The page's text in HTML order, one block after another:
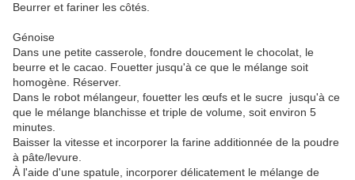
Beurrer et fariner les côtés.
Génoise
Dans une petite casserole, fondre doucement le chocolat, le
beurre et le cacao. Fouetter jusqu'à ce que le mélange soit
homogène. Réserver.
Dans le robot mélangeur, fouetter les œufs et le sucre jusqu'à ce
que le mélange blanchisse et triple de volume, soit environ 5
minutes.
Baisser la vitesse et incorporer la farine additionnée de la poudre
à pâte/levure.
À l'aide d'une spatule, incorporer délicatement le mélange de